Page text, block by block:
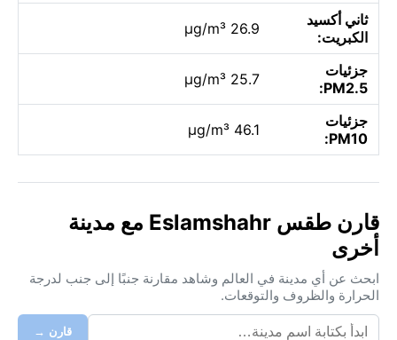
ثاني أكسيد
الكبريت:
26.9 µg/m³
جزئيات
PM2.5:
25.7 µg/m³
جزئيات
PM10:
46.1 µg/m³
قارن طقس Eslamshahr مع مدينة
أخرى
ابحث عن أي مدينة في العالم وشاهد مقارنة جنبًا إلى جنب لدرجة
الحرارة والظروف والتوقعات.
قارن →